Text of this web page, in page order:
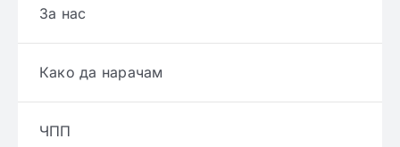
За нас
Како да нарачам
ЧПП